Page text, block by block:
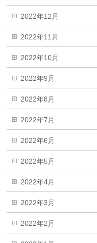
2022年12月
2022年11月
2022年10月
2022年9月
2022年8月
2022年7月
2022年6月
2022年5月
2022年4月
2022年3月
2022年2月